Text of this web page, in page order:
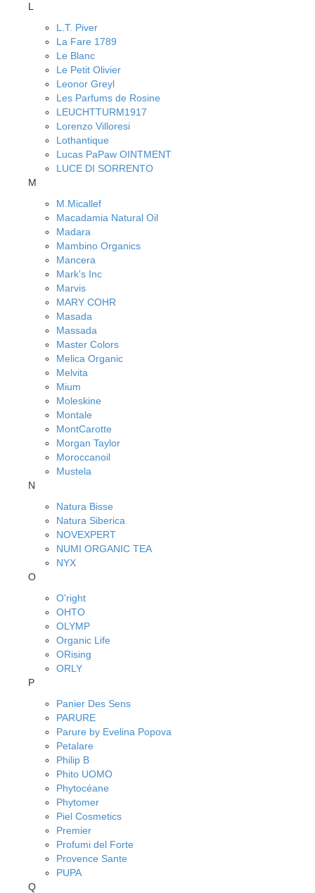
L
L.T. Piver
La Fare 1789
Le Blanc
Le Petit Olivier
Leonor Greyl
Les Parfums de Rosine
LEUCHTTURM1917
Lorenzo Villoresi
Lothantique
Lucas PaPaw OINTMENT
LUCE DI SORRENTO
M
M.Micallef
Macadamia Natural Oil
Madara
Mambino Organics
Mancera
Mark's Inc
Marvis
MARY COHR
Masada
Massada
Master Colors
Melica Organic
Melvita
Mium
Moleskine
Montale
MontCarotte
Morgan Taylor
Moroccanoil
Mustela
N
Natura Bisse
Natura Siberica
NOVEXPERT
NUMI ORGANIC TEA
NYX
O
O'right
OHTO
OLYMP
Organic Life
ORising
ORLY
P
Panier Des Sens
PARURE
Parure by Evelina Popova
Petalare
Philip B
Phito UOMO
Phytocéane
Phytomer
Piel Cosmetics
Premier
Profumi del Forte
Provence Sante
PUPA
Q